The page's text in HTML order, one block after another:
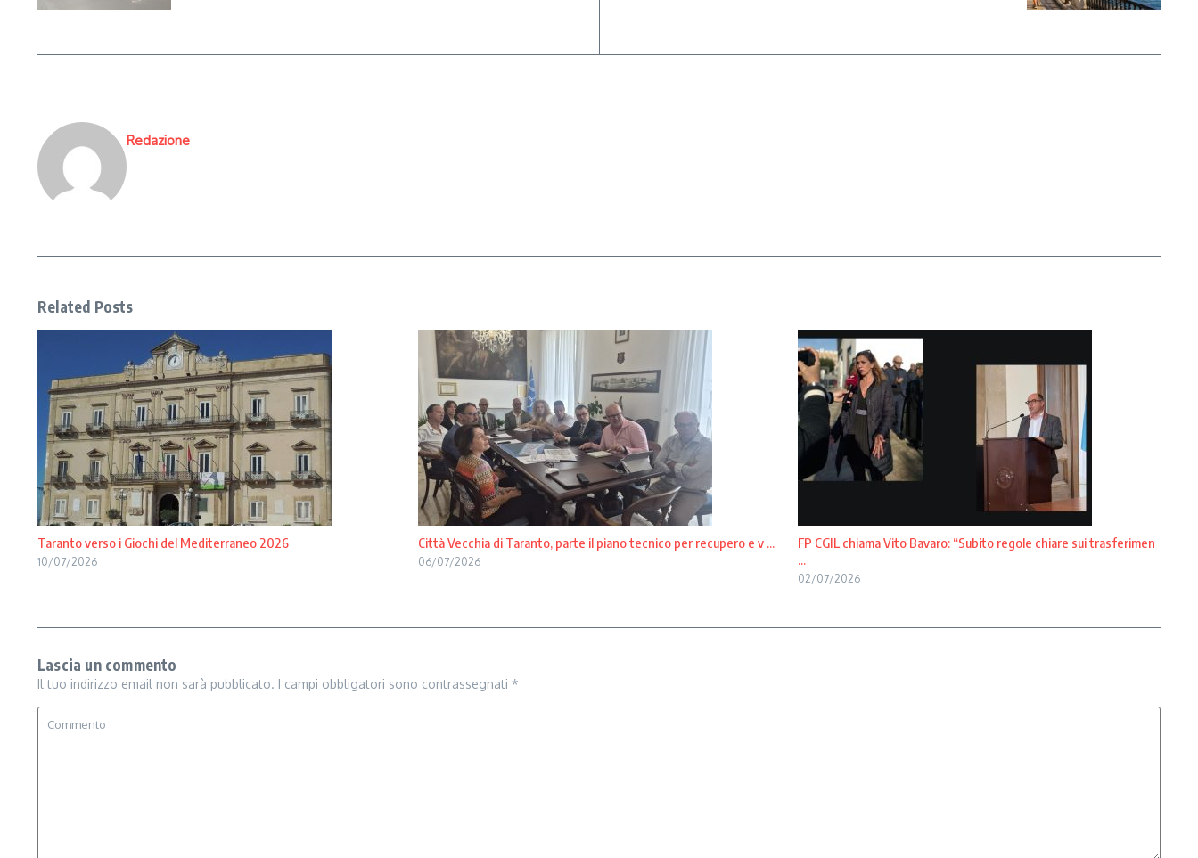
Redazione
Related Posts
Taranto verso i Giochi del Mediterraneo 2026
10/07/2026
Città Vecchia di Taranto, parte il piano tecnico per recupero e v ...
06/07/2026
FP CGIL chiama Vito Bavaro: “Subito regole chiare sui trasferimen
...
02/07/2026
Lascia un commento
Il tuo indirizzo email non sarà pubblicato. I campi obbligatori sono contrassegnati *